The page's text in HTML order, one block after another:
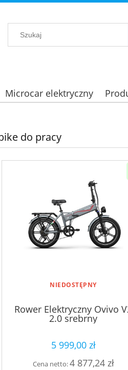
Microcar elektryczny
do pracy
NIEDOSTĘPNY
Rower Elektryczny Ovivo
2.0 srebrny
5 999,00 zł
Cena netto:4 877,24 zł